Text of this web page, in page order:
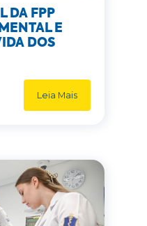
DA FPP
E
DOS
Leia Mais